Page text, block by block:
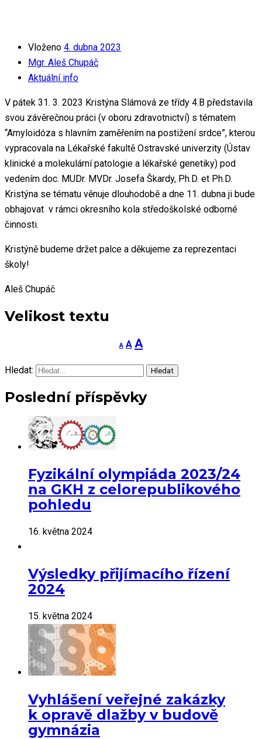
Vloženo 4. dubna 2023
Mgr. Aleš Chupáč
Aktuální info
V pátek 31. 3. 2023 Kristýna Slámová ze třídy 4.B představila
svou závěrečnou práci (v oboru zdravotnictví) s tématem
“Amyloidóza s hlavním zaměřením na postižení srdce”, kterou
vypracovala na Lékařské fakultě Ostravské univerzity (Ústav
klinické a molekulární patologie a lékařské genetiky) pod
vedením doc. MUDr. MVDr. Josefa Škardy, Ph.D. et Ph.D.
Kristýna se tématu věnuje dlouhodobě a dne 11. dubna ji bude
obhajovat v rámci okresního kola středoškolské odborné
činnosti.
Kristýně budeme držet palce a děkujeme za reprezentaci
školy!
Aleš Chupáč
Velikost textu
A Decrease
A Reset
size.
AIncrease
size.
Hledat: Hledat
Poslední příspěvky
Fyzikální olympiáda 2023/24
na GKH z celorepublikového
pohledu
16. května 2024
Výsledky přijímacího řízení
2024
15. května 2024
Vyhlášení veřejné zakázky
k opravě dlažby v budově
gymnázia